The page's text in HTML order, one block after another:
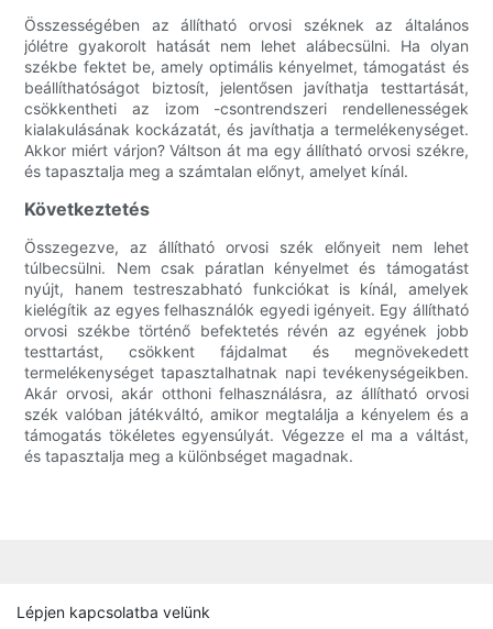
Összességében az állítható orvosi széknek az általános
jólétre gyakorolt ​​hatását nem lehet alábecsülni. Ha olyan
székbe fektet be, amely optimális kényelmet, támogatást és
beállíthatóságot biztosít, jelentősen javíthatja testtartását,
csökkentheti az izom -csontrendszeri rendellenességek
kialakulásának kockázatát, és javíthatja a termelékenységet.
Akkor miért várjon? Váltson át ma egy állítható orvosi székre,
és tapasztalja meg a számtalan előnyt, amelyet kínál.
Következtetés
Összegezve, az állítható orvosi szék előnyeit nem lehet
túlbecsülni. Nem csak páratlan kényelmet és támogatást
nyújt, hanem testreszabható funkciókat is kínál, amelyek
kielégítik az egyes felhasználók egyedi igényeit. Egy állítható
orvosi székbe történő befektetés révén az egyének jobb
testtartást, csökkent fájdalmat és megnövekedett
termelékenységet tapasztalhatnak napi tevékenységeikben.
Akár orvosi, akár otthoni felhasználásra, az állítható orvosi
szék valóban játékváltó, amikor megtalálja a kényelem és a
támogatás tökéletes egyensúlyát. Végezze el ma a váltást,
és tapasztalja meg a különbséget magadnak.
Lépjen kapcsolatba velünk